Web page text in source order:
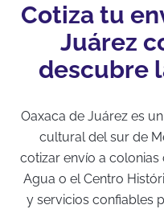
Cotiza tu
Juárez
descubre
Oaxaca de Juárez es
cultural del sur de
cotizar envío a colonias
Agua o el Centro
y servicios confiables